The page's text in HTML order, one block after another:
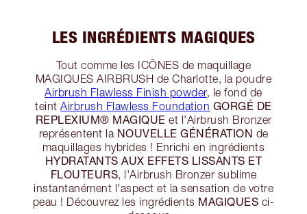
LES INGRÉDIENTS MAGIQUES
Tout comme les ICÔNES de maquillage
MAGIQUES AIRBRUSH de Charlotte, la poudre
Airbrush Flawless Finish powder, le fond de
teintAirbrush Flawless Foundation GORGÉ DE
REPLEXIUM® MAGIQUE et l'Airbrush Bronzer
représentent la NOUVELLE GÉNÉRATION de
maquillages hybrides ! Enrichi en ingrédients
HYDRATANTS AUX EFFETS LISSANTS ET
FLOUTEURS, l'Airbrush Bronzer sublime
instantanément l'aspect et la sensation de votre
peau ! Découvrez les ingrédients MAGIQUES ci-